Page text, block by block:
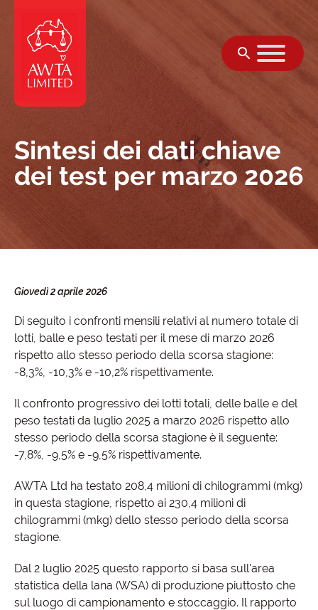
Sintesi dei dati chiave
dei test per marzo 2026
Giovedì 2 aprile 2026
Di seguito i confronti mensili relativi al numero totale di
lotti, balle e peso testati per il mese di marzo 2026
rispetto allo stesso periodo della scorsa stagione:
-8,3%, -10,3% e -10,2% rispettivamente.
Il confronto progressivo dei lotti totali, delle balle e del
peso testati da luglio 2025 a marzo 2026 rispetto allo
stesso periodo della scorsa stagione è il seguente:
-7,8%, -9,5% e -9,5% rispettivamente.
AWTA Ltd ha testato 208,4 milioni di chilogrammi (mkg)
in questa stagione, rispetto ai 230,4 milioni di
chilogrammi (mkg) dello stesso periodo della scorsa
stagione.
Dal 2 luglio 2025 questo rapporto si basa sull'area
statistica della lana (WSA) di produzione piuttosto che
sul luogo di campionamento e stoccaggio. Il rapporto